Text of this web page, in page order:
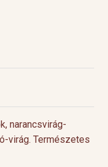
narancsvirág-
virág. Természetes